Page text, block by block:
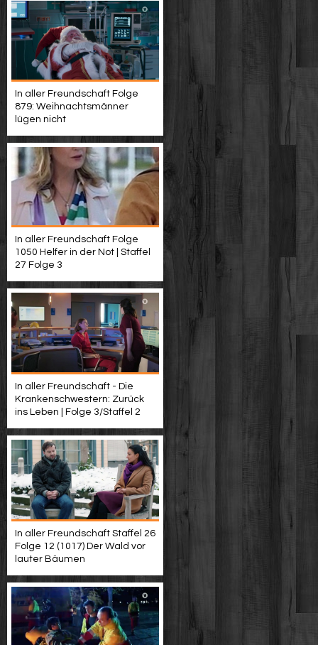
In aller Freundschaft Folge
879: Weihnachtsmänner
lügen nicht
In aller Freundschaft Folge
1050 Helfer in der Not | Staffel
27 Folge 3
In aller Freundschaft - Die
Krankenschwestern: Zurück
ins Leben | Folge 3/Staffel 2
In aller Freundschaft Staffel 26
Folge 12 (1017) Der Wald vor
lauter Bäumen